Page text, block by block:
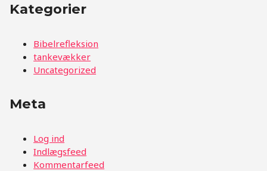
Kategorier
Bibelrefleksion
tankevækker
Uncategorized
Meta
Log ind
Indlægsfeed
Kommentarfeed